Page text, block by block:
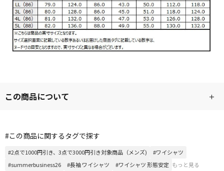
この商品について
#この商品に関するタグで探す
#2点で1000円引き、3点で3000円引き対象商品（メンズ)
#ワイシャツ
#summerbusiness26
#長袖 ワイシャツ #ワイシャツ 形態安定 もっと見る